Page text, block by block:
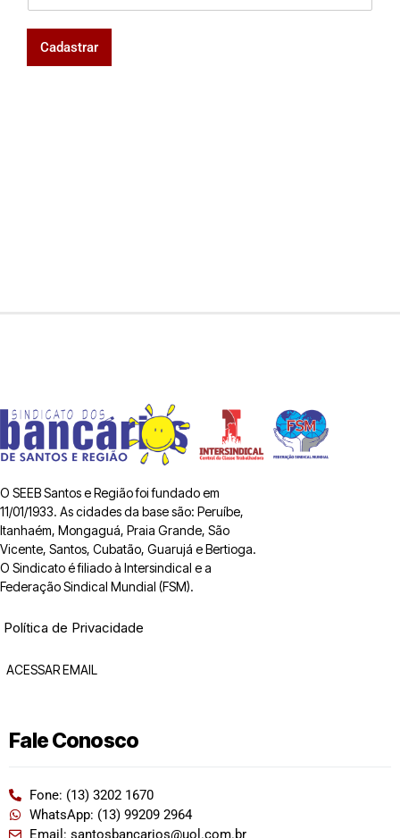
Cadastrar
O SEEB Santos e Região foi fundado em
11/01/1933. As cidades da base são: Peruíbe,
Itanhaém, Mongaguá, Praia Grande, São
Vicente, Santos, Cubatão, Guarujá e Bertioga.
O Sindicato é filiado à Intersindical e a
Federação Sindical Mundial (FSM).
Política de Privacidade
ACESSAR EMAIL
Fale Conosco
Fone: (13) 3202 1670
WhatsApp: (13) 99209 2964
Email: santosbancarios@uol.com.br